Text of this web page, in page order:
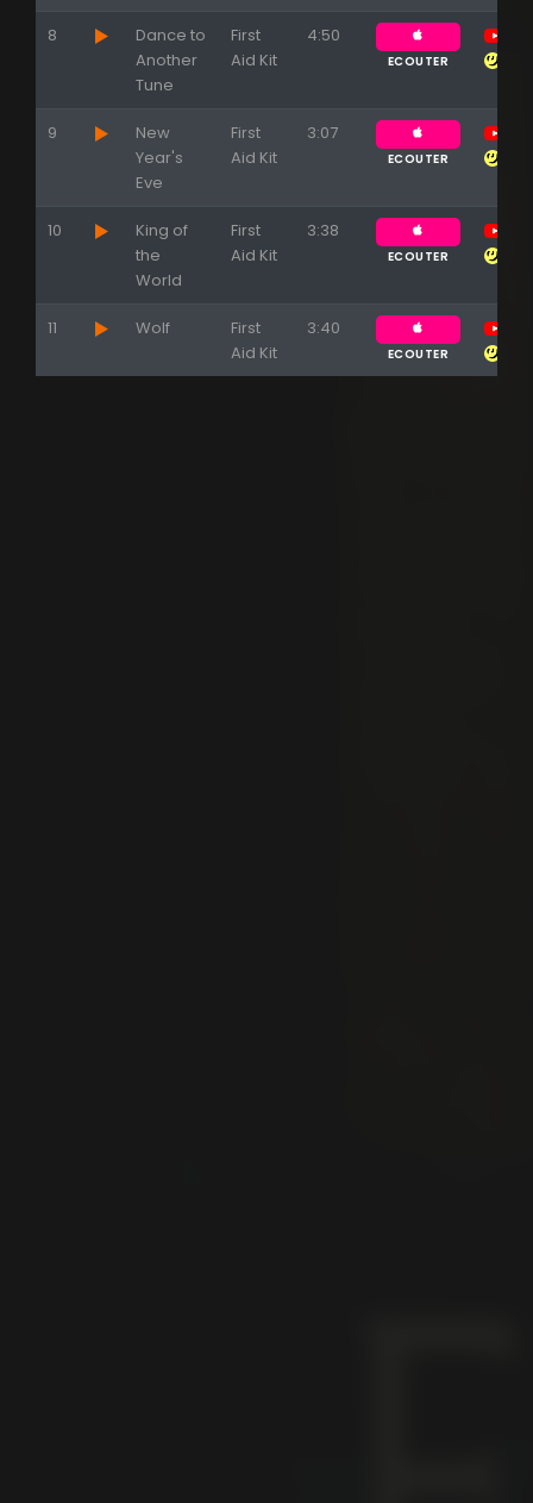
8
Dance to
Another
Tune
First
Aid Kit
4:50
ECOUTER
9
New
Year's
Eve
First
Aid Kit
3:07
ECOUTER
10
King of
the
World
First
Aid Kit
3:38
ECOUTER
11 Wolf
First
Aid Kit
3:40
ECOUTER